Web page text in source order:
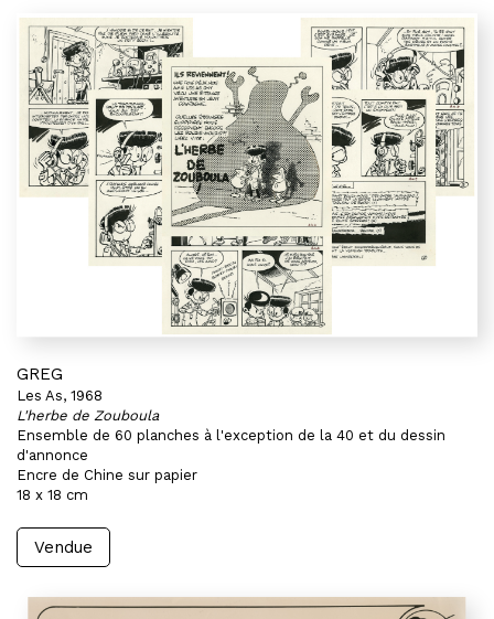
GREG
Les As, 1968
L'herbe de Zouboula
Ensemble de 60 planches à l'exception de la 40 et du dessin
d'annonce
Encre de Chine sur papier
18 x 18 cm
Vendue